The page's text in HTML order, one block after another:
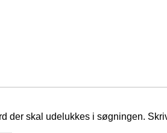
der skal udelukkes i søgningen.